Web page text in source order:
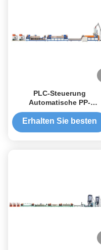
PLC-Steuerung
Automatische PP-
Rollenherstellmaschine
Erhalten Sie besten